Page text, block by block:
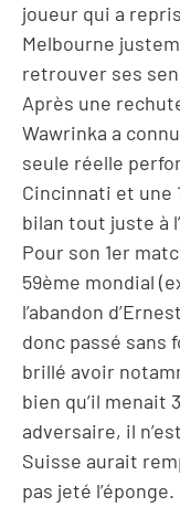
joueur qui a
Melbourne
retrouver ses
Après une
Wawrinka a
seule réelle
Cincinnati et une
bilan tout juste à
Pour son 1er
59ème mondial
l’abandon
donc passé sans
brillé avoir
bien qu’il menait
adversaire, il
Suisse aurait
pas jeté l’éponge.